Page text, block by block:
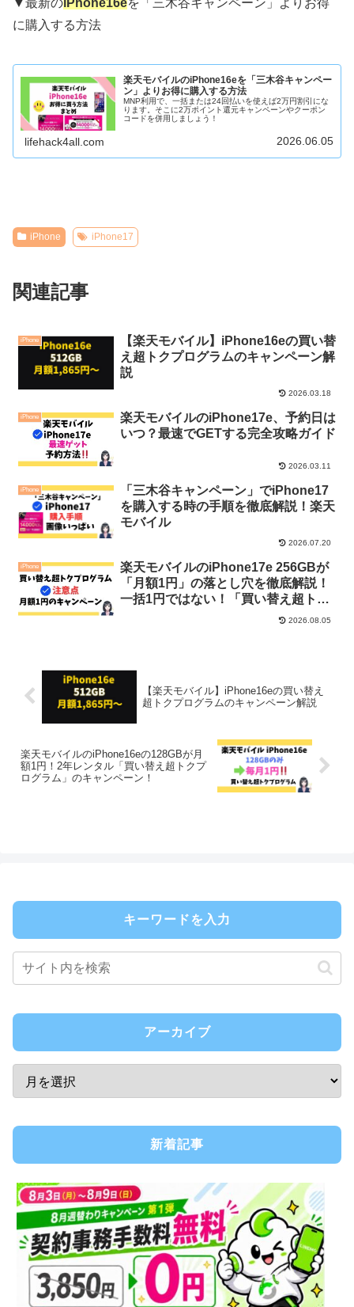
に購入する方法
楽天モバイルのiPhone16eを「三木谷キャンペー
ン」よりお得に購入する方法
MNP利用で、一括または24回払いを使えば2万円割引にな
ります。そこに2万ポイント還元キャンペーンやクーポン
コードを併用しましょう！
lifehack4all.com 2026.06.05
iPhone iPhone17
関連記事
iPhone
【楽天モバイル】iPhone16eの買い替
え超トクプログラムのキャンペーン解
説
2026.03.18
iPhone
楽天モバイルのiPhone17e、予約日は
いつ？最速でGETする完全攻略ガイド
2026.03.11
iPhone
「三木谷キャンペーン」でiPhone17
を購入する時の手順を徹底解説！楽天
モバイル
2026.07.20
iPhone
楽天モバイルのiPhone17e 256GBが
「月額1円」の落とし穴を徹底解説！
一括1円ではない！「買い替え超トク
2026.08.05
【楽天モバイル】iPhone16eの買い替え
超トクプログラムのキャンペーン解説
楽天モバイルのiPhone16eの128GBが月
額1円！2年レンタル「買い替え超トクプ
ログラム」のキャンペーン！
キーワードを入力
アーカイブ
新着記事